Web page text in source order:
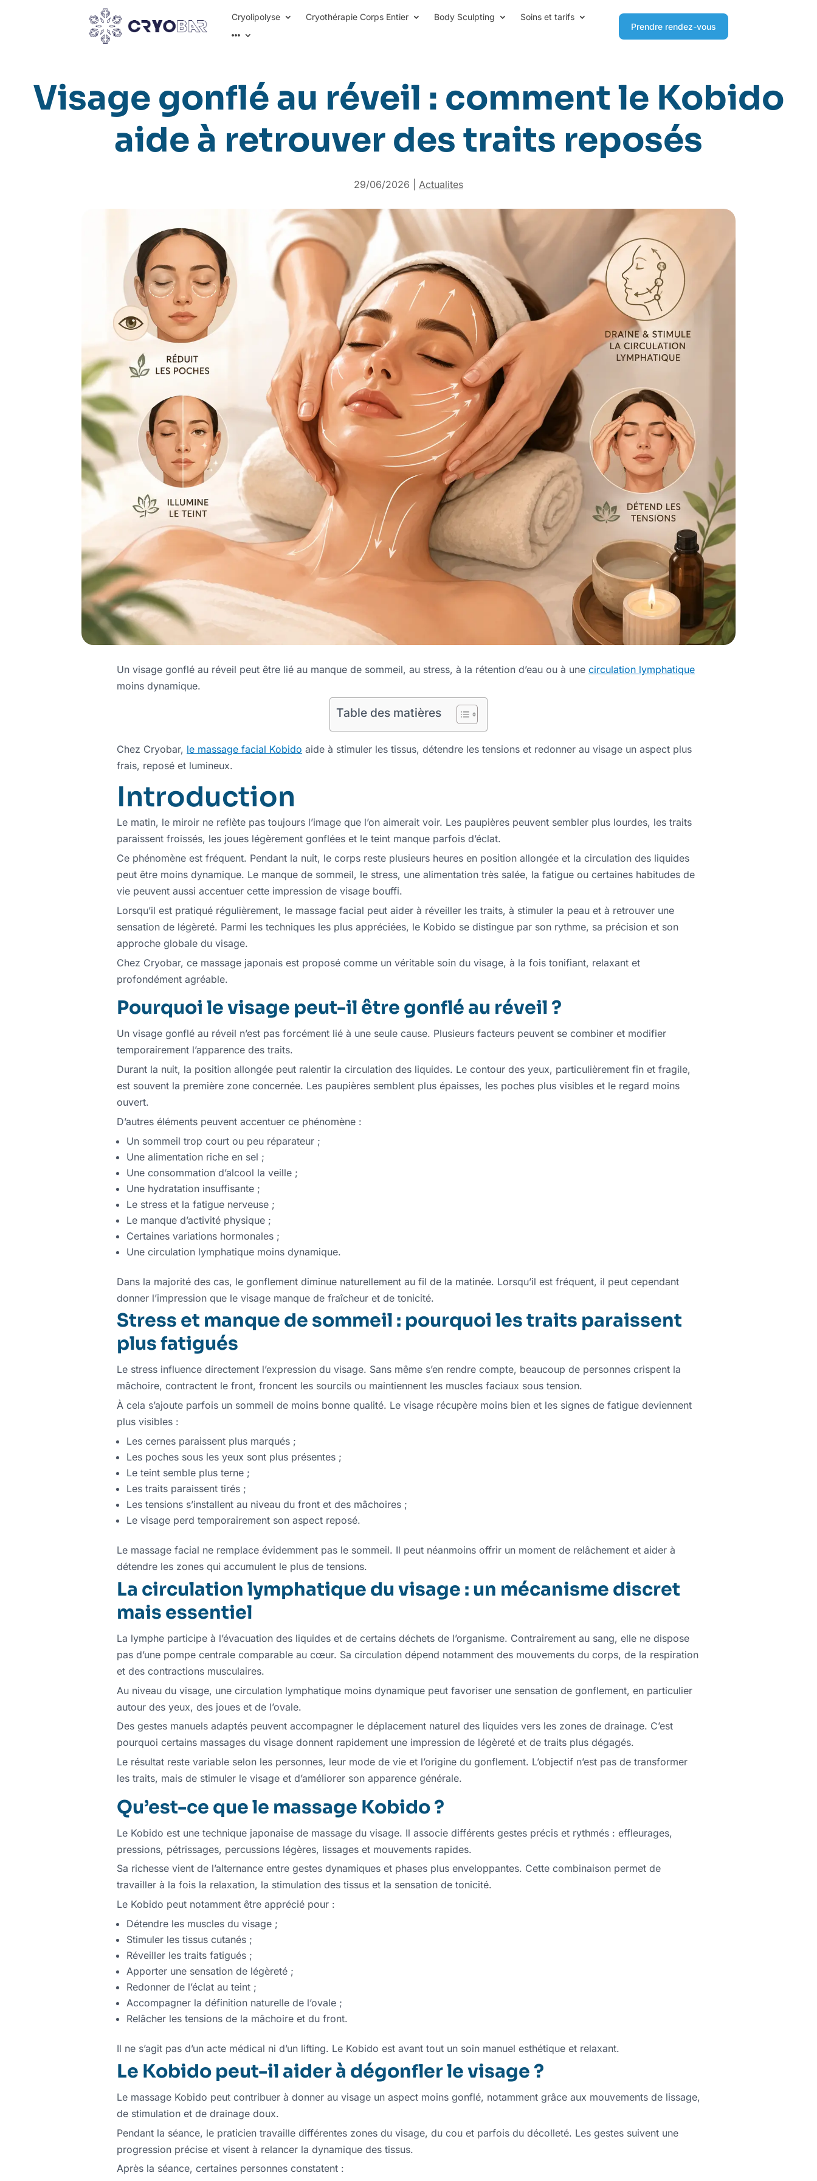
Cryolipolyse Cryothérapie Corps Entier Body Sculpting
Soins et tarifs
Prendre rendez-vous
Visage gonflé au réveil : comment le Kobido
aide à retrouver des traits reposés
29/06/2026 Actualites
Un visage gonflé au réveil peut être lié au manque de sommeil, au stress, à la rétention d’eau ou à une circulation lymphatique
moins dynamique.
Table des matières
Chez Cryobar, le massage facial Kobido aide à stimuler les tissus, détendre les tensions et redonner au visage un aspect plus
frais, reposé et lumineux.
Introduction
Le matin, le miroir ne reflète pas toujours l’image que l’on aimerait voir. Les paupières peuvent sembler plus lourdes, les traits
paraissent froissés, les joues légèrement gonflées et le teint manque parfois d’éclat.
Ce phénomène est fréquent. Pendant la nuit, le corps reste plusieurs heures en position allongée et la circulation des liquides
peut être moins dynamique. Le manque de sommeil, le stress, une alimentation très salée, la fatigue ou certaines habitudes de
vie peuvent aussi accentuer cette impression de visage bouffi.
Lorsqu’il est pratiqué régulièrement, le massage facial peut aider à réveiller les traits, à stimuler la peau et à retrouver une
sensation de légèreté. Parmi les techniques les plus appréciées, le Kobido se distingue par son rythme, sa précision et son
approche globale du visage.
Chez Cryobar, ce massage japonais est proposé comme un véritable soin du visage, à la fois tonifiant, relaxant et
profondément agréable.
Pourquoi le visage peut-il être gonflé au réveil ?
Un visage gonflé au réveil n’est pas forcément lié à une seule cause. Plusieurs facteurs peuvent se combiner et modifier
temporairement l’apparence des traits.
Durant la nuit, la position allongée peut ralentir la circulation des liquides. Le contour des yeux, particulièrement fin et fragile,
est souvent la première zone concernée. Les paupières semblent plus épaisses, les poches plus visibles et le regard moins
ouvert.
D’autres éléments peuvent accentuer ce phénomène :
Un sommeil trop court ou peu réparateur ;
Une alimentation riche en sel ;
Une consommation d’alcool la veille ;
Une hydratation insuffisante ;
Le stress et la fatigue nerveuse ;
Le manque d’activité physique ;
Certaines variations hormonales ;
Une circulation lymphatique moins dynamique.
Dans la majorité des cas, le gonflement diminue naturellement au fil de la matinée. Lorsqu’il est fréquent, il peut cependant
donner l’impression que le visage manque de fraîcheur et de tonicité.
Stress et manque de sommeil : pourquoi les traits paraissent
plus fatigués
Le stress influence directement l’expression du visage. Sans même s’en rendre compte, beaucoup de personnes crispent la
mâchoire, contractent le front, froncent les sourcils ou maintiennent les muscles faciaux sous tension.
À cela s’ajoute parfois un sommeil de moins bonne qualité. Le visage récupère moins bien et les signes de fatigue deviennent
plus visibles :
Les cernes paraissent plus marqués ;
Les poches sous les yeux sont plus présentes ;
Le teint semble plus terne ;
Les traits paraissent tirés ;
Les tensions s’installent au niveau du front et des mâchoires ;
Le visage perd temporairement son aspect reposé.
Le massage facial ne remplace évidemment pas le sommeil. Il peut néanmoins offrir un moment de relâchement et aider à
détendre les zones qui accumulent le plus de tensions.
La circulation lymphatique du visage : un mécanisme discret
mais essentiel
La lymphe participe à l’évacuation des liquides et de certains déchets de l’organisme. Contrairement au sang, elle ne dispose
pas d’une pompe centrale comparable au cœur. Sa circulation dépend notamment des mouvements du corps, de la respiration
et des contractions musculaires.
Au niveau du visage, une circulation lymphatique moins dynamique peut favoriser une sensation de gonflement, en particulier
autour des yeux, des joues et de l’ovale.
Des gestes manuels adaptés peuvent accompagner le déplacement naturel des liquides vers les zones de drainage. C’est
pourquoi certains massages du visage donnent rapidement une impression de légèreté et de traits plus dégagés.
Le résultat reste variable selon les personnes, leur mode de vie et l’origine du gonflement. L’objectif n’est pas de transformer
les traits, mais de stimuler le visage et d’améliorer son apparence générale.
Qu’est-ce que le massage Kobido ?
Le Kobido est une technique japonaise de massage du visage. Il associe différents gestes précis et rythmés : effleurages,
pressions, pétrissages, percussions légères, lissages et mouvements rapides.
Sa richesse vient de l’alternance entre gestes dynamiques et phases plus enveloppantes. Cette combinaison permet de
travailler à la fois la relaxation, la stimulation des tissus et la sensation de tonicité.
Le Kobido peut notamment être apprécié pour :
Détendre les muscles du visage ;
Stimuler les tissus cutanés ;
Réveiller les traits fatigués ;
Apporter une sensation de légèreté ;
Redonner de l’éclat au teint ;
Accompagner la définition naturelle de l’ovale ;
Relâcher les tensions de la mâchoire et du front.
Il ne s’agit pas d’un acte médical ni d’un lifting. Le Kobido est avant tout un soin manuel esthétique et relaxant.
Le Kobido peut-il aider à dégonfler le visage ?
Le massage Kobido peut contribuer à donner au visage un aspect moins gonflé, notamment grâce aux mouvements de lissage,
de stimulation et de drainage doux.
Pendant la séance, le praticien travaille différentes zones du visage, du cou et parfois du décolleté. Les gestes suivent une
progression précise et visent à relancer la dynamique des tissus.
Après la séance, certaines personnes constatent :